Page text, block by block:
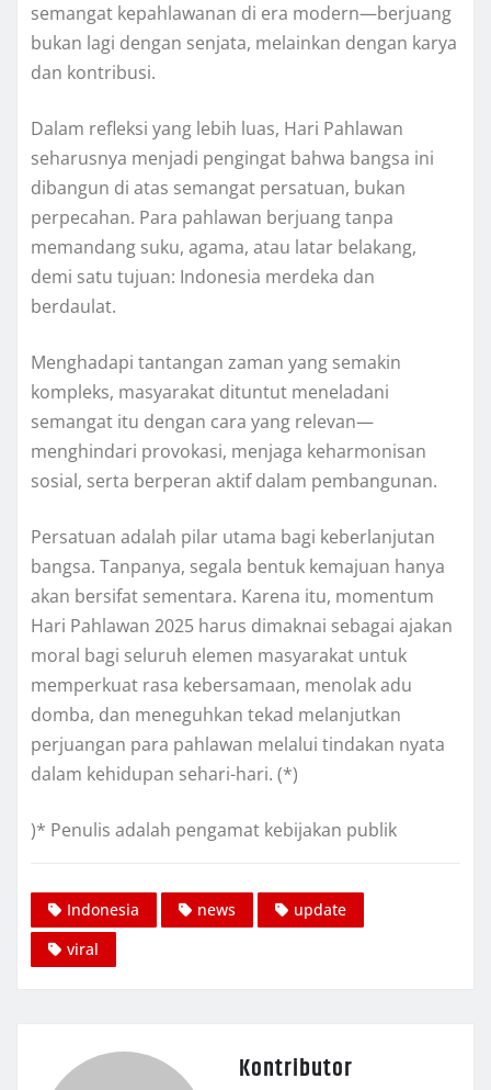
semangat kepahlawanan di era modern—berjuang
bukan lagi dengan senjata, melainkan dengan karya
dan kontribusi.
Dalam refleksi yang lebih luas, Hari Pahlawan
seharusnya menjadi pengingat bahwa bangsa ini
dibangun di atas semangat persatuan, bukan
perpecahan. Para pahlawan berjuang tanpa
memandang suku, agama, atau latar belakang,
demi satu tujuan: Indonesia merdeka dan
berdaulat.
Menghadapi tantangan zaman yang semakin
kompleks, masyarakat dituntut meneladani
semangat itu dengan cara yang relevan—
menghindari provokasi, menjaga keharmonisan
sosial, serta berperan aktif dalam pembangunan.
Persatuan adalah pilar utama bagi keberlanjutan
bangsa. Tanpanya, segala bentuk kemajuan hanya
akan bersifat sementara. Karena itu, momentum
Hari Pahlawan 2025 harus dimaknai sebagai ajakan
moral bagi seluruh elemen masyarakat untuk
memperkuat rasa kebersamaan, menolak adu
domba, dan meneguhkan tekad melanjutkan
perjuangan para pahlawan melalui tindakan nyata
dalam kehidupan sehari-hari. (*)
)* Penulis adalah pengamat kebijakan publik
Indonesia news
update
viral
Kontributor